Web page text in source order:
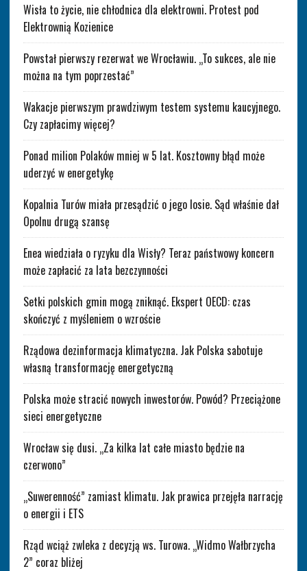
Wisła to życie, nie chłodnica dla elektrowni. Protest pod
Elektrownią Kozienice
Powstał pierwszy rezerwat we Wrocławiu. „To sukces, ale nie
można na tym poprzestać”
Wakacje pierwszym prawdziwym testem systemu kaucyjnego.
Czy zapłacimy więcej?
Ponad milion Polaków mniej w 5 lat. Kosztowny błąd może
uderzyć w energetykę
Kopalnia Turów miała przesądzić o jego losie. Sąd właśnie dał
Opolnu drugą szansę
Enea wiedziała o ryzyku dla Wisły? Teraz państwowy koncern
może zapłacić za lata bezczynności
Setki polskich gmin mogą zniknąć. Ekspert OECD: czas
skończyć z myśleniem o wzroście
Rządowa dezinformacja klimatyczna. Jak Polska sabotuje
własną transformację energetyczną
Polska może stracić nowych inwestorów. Powód? Przeciążone
sieci energetyczne
Wrocław się dusi. „Za kilka lat całe miasto będzie na
czerwono”
„Suwerenność” zamiast klimatu. Jak prawica przejęła narrację
o energii i ETS
Rząd wciąż zwleka z decyzją ws. Turowa. „Widmo Wałbrzycha
2” coraz bliżej